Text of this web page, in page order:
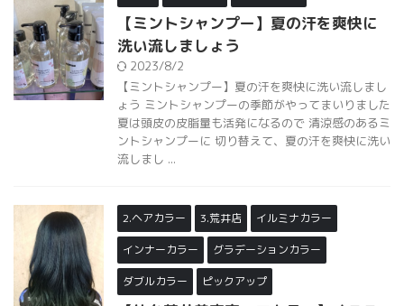
【ミントシャンプー】夏の汗を爽快に洗い流しまし
ょう ミントシャンプーの季節がやってまいりました
夏は頭皮の皮脂量も活発になるので 清涼感のあるミ
ントシャンプーに 切り替えて、夏の汗を爽快に洗い
流しまし ...
2.ヘアカラー 3.荒井店 イルミナカラー
ダブルカラー ピックアップ
【仙台荒井美容室ヘアカラー】オスス
メカラー紹介
2023/8/17
【仙台荒井美容室ヘアカラー】プレックスカラー 皆